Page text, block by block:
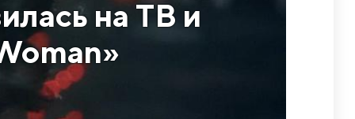
на ТВ и